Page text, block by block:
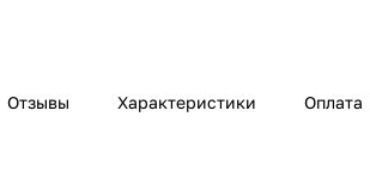
Отзывы Характеристики Оплата